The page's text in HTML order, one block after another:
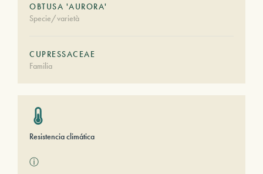
OBTUSA 'AURORA'
Specie/varietà
CUPRESSACEAE
Familia
Resistencia climática
ⓘ